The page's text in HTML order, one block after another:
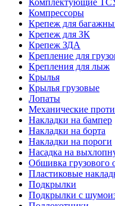
Комплектующие
Компрессоры
Крепеж для
Крепеж для ЗК
Крепеж ЗДА
Крепление для
Крепления для лыж
Крылья
Крылья грузовые
Лопаты
Механические
Накладки на бампер
Накладки на борта
Накладки на пороги
Насадка на
Обшивка грузового
Пластиковые
Подкрылки
Подкрылки с